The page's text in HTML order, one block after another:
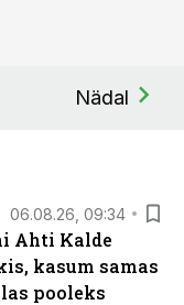
Nädal
06.08.26, 09:34
Ahti Kalde
kasum samas
pooleks